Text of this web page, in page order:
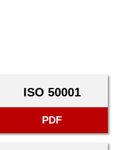
ISO 50001
PDF